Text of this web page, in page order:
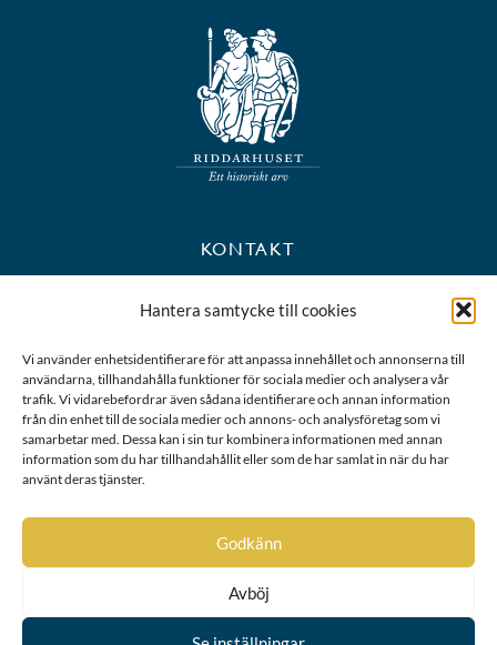
Hantera samtycke till cookies
Vi använder enhetsidentifierare för att anpassa innehållet och annonserna till
användarna, tillhandahålla funktioner för sociala medier och analysera vår
trafik. Vi vidarebefordrar även sådana identifierare och annan information
från din enhet till de sociala medier och annons- och analysföretag som vi
samarbetar med. Dessa kan i sin tur kombinera informationen med annan
information som du har tillhandahållit eller som de har samlat in när du har
använt deras tjänster.
Godkänn
Avböj
KONTAKT
BESÖKS- OCH POSTADRESS
Riddarhustorget 10
Karta